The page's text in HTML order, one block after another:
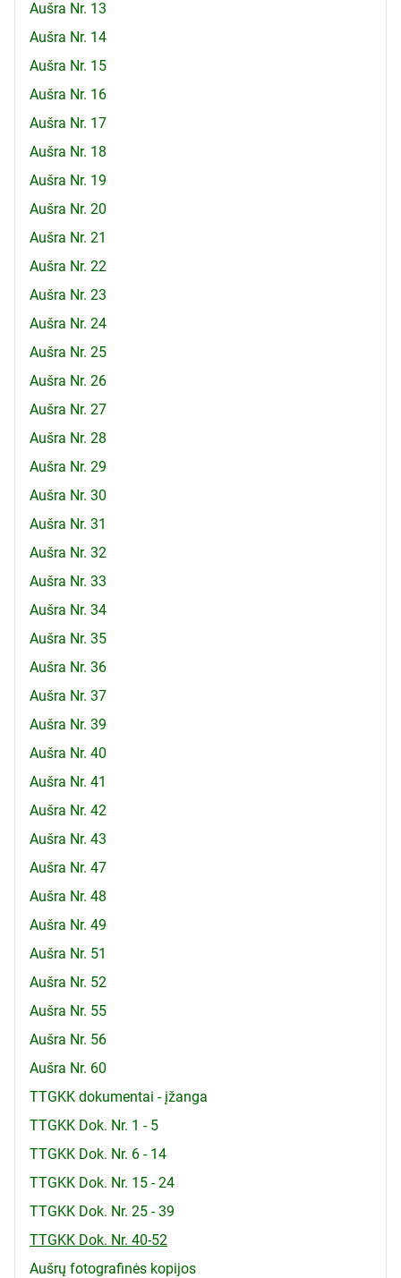
Aušra Nr. 13
Aušra Nr. 14
Aušra Nr. 15
Aušra Nr. 16
Aušra Nr. 17
Aušra Nr. 18
Aušra Nr. 19
Aušra Nr. 20
Aušra Nr. 21
Aušra Nr. 22
Aušra Nr. 23
Aušra Nr. 24
Aušra Nr. 25
Aušra Nr. 26
Aušra Nr. 27
Aušra Nr. 28
Aušra Nr. 29
Aušra Nr. 30
Aušra Nr. 31
Aušra Nr. 32
Aušra Nr. 33
Aušra Nr. 34
Aušra Nr. 35
Aušra Nr. 36
Aušra Nr. 37
Aušra Nr. 39
Aušra Nr. 40
Aušra Nr. 41
Aušra Nr. 42
Aušra Nr. 43
Aušra Nr. 47
Aušra Nr. 48
Aušra Nr. 49
Aušra Nr. 51
Aušra Nr. 52
Aušra Nr. 55
Aušra Nr. 56
Aušra Nr. 60
TTGKK dokumentai - įžanga
TTGKK Dok. Nr. 1 - 5
TTGKK Dok. Nr. 6 - 14
TTGKK Dok. Nr. 15 - 24
TTGKK Dok. Nr. 25 - 39
TTGKK Dok. Nr. 40-52
Aušrų fotografinės kopijos